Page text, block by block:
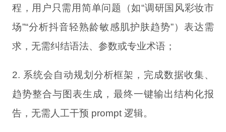
程，用户只需用简单问题（如“调研国风彩妆市
场”“分析抖音轻熟龄敏感肌护肤趋势”）表达需
求，无需纠结语法、参数或专业术语；
2. 系统会自动规划分析框架，完成数据收集、
趋势整合与图表生成，最终一键输出结构化报
告，无需人工干预 prompt 逻辑。